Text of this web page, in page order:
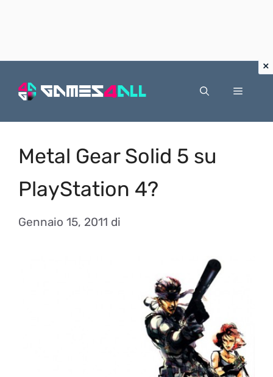
Menu
Metal Gear Solid 5 su
PlayStation 4?
Gennaio 15, 2011 di